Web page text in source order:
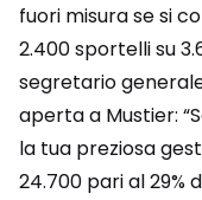
fuori misura se si
2.400 sportelli su
segretario
aperta a Mustier:
la tua preziosa
24.700 pari al 29%